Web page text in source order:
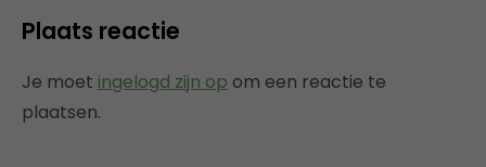
Plaats reactie
Je moet ingelogd zijn op om een reactie te
plaatsen.